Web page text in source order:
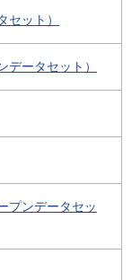
セット）
ータセット）
プンデータセッ